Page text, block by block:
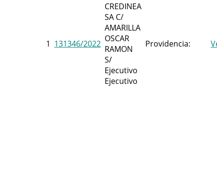
1 131346/2022
CREDINEA
SA C/
AMARILLA
OSCAR
RAMON
S/
Ejecutivo
Ejecutivo
Providencia: